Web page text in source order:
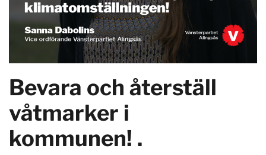
Bevara och återställ
våtmarker i
kommunen! .